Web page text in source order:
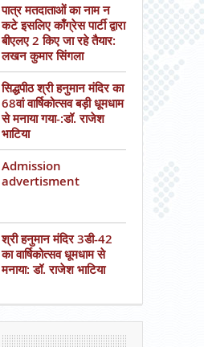
पात्र मतदाताओं का नाम न
कटे इसलिए काँग्रेस पार्टी द्वारा
बीएलए 2 किए जा रहे तैयार:
लखन कुमार सिंगला
सिद्धपीठ श्री हनुमान मंदिर का
68वां वार्षिकोत्सव बड़ी धूमधाम
से मनाया गया-:डॉ. राजेश
भाटिया
Admission
advertisment
श्री हनुमान मंदिर 3डी-42
का वार्षिकोत्सव धूमधाम से
मनाया: डॉ. राजेश भाटिया